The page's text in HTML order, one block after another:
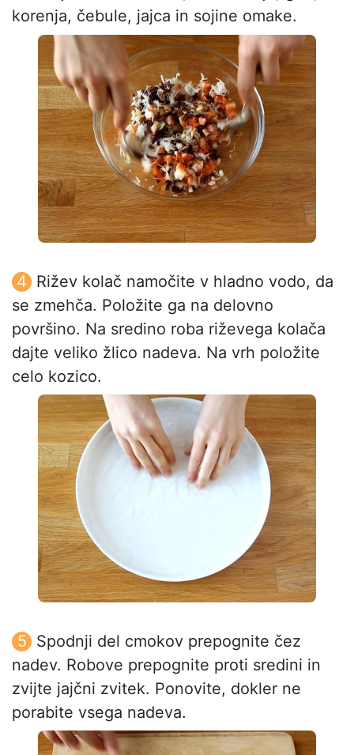
korenja, čebule, jajca in sojine omake.
Rižev kolač namočite v hladno vodo, da
se zmehča. Položite ga na delovno
površino. Na sredino roba riževega kolača
dajte veliko žlico nadeva. Na vrh položite
celo kozico.
Spodnji del cmokov prepognite čez
nadev. Robove prepognite proti sredini in
zvijte jajčni zvitek. Ponovite, dokler ne
porabite vsega nadeva.